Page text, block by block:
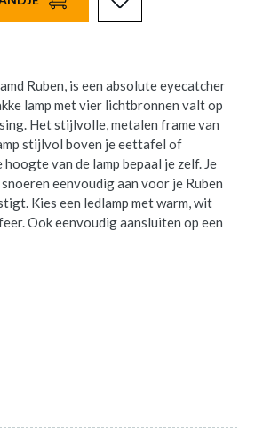
Ruben, is een absolute eyecatcher
lamp met vier lichtbronnen valt op
Het stijlvolle, metalen frame van
stijlvol boven je eettafel of
van de lamp bepaal je zelf. Je
eenvoudig aan voor je Ruben
Kies een ledlamp met warm, wit
Ook eenvoudig aansluiten op een